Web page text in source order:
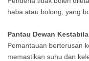
haba atau bolong, yang
Pantau Dewan
Pemantauan berterusan
memastikan suhu dan